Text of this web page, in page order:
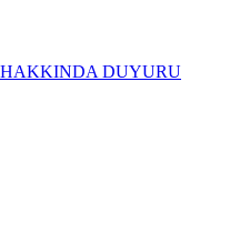
HAKKINDA DUYURU